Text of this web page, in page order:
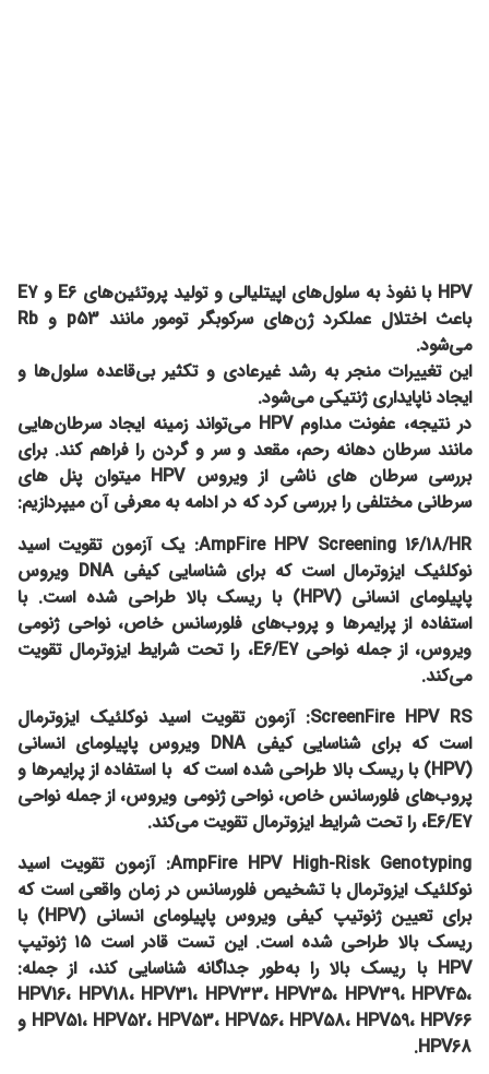
HPV با نفوذ به سلول‌های اپیتلیالی و تولید پروتئین‌های E6 و E7
باعث اختلال عملکرد ژن‌های سرکوبگر تومور مانند p53 و Rb
می‌شود.
این تغییرات منجر به رشد غیرعادی و تکثیر بی‌قاعده سلول‌ها و
ایجاد ناپایداری ژنتیکی می‌شود.
در نتیجه، عفونت مداوم HPV می‌تواند زمینه ایجاد سرطان‌هایی
مانند سرطان دهانه رحم، مقعد و سر و گردن را فراهم کند. برای
بررسی سرطان های ناشی از ویروس HPV میتوان پنل های
سرطانی مختلفی را بررسی کرد که در ادامه به معرفی آن میپردازیم:
AmpFire HPV Screening 16/18/HR: یک آزمون تقویت اسید
نوکلئیک ایزوترمال است که برای شناسایی کیفی DNA ویروس
پاپیلومای انسانی (HPV) با ریسک بالا طراحی شده است.
با
استفاده از پرایمرها و پروب‌های فلورسانس خاص، نواحی ژنومی
ویروس، از جمله نواحی E6/E7، را تحت شرایط ایزوترمال تقویت
می‌کند.
ScreenFire HPV RS: آزمون تقویت اسید نوکلئیک ایزوترمال
است که برای شناسایی کیفی DNA ویروس پاپیلومای انسانی
(HPV) با ریسک بالا طراحی شده است که
با استفاده از پرایمرها و
پروب‌های فلورسانس خاص، نواحی ژنومی ویروس، از جمله نواحی
E6/E7، را تحت شرایط ایزوترمال تقویت می‌کند.
AmpFire HPV High-Risk Genotyping: آزمون تقویت اسید
نوکلئیک ایزوترمال با تشخیص فلورسانس در زمان واقعی است که
برای تعیین ژنوتیپ کیفی ویروس پاپیلومای انسانی (HPV) با
ریسک بالا طراحی شده است. این تست قادر است ۱۵ ژنوتیپ
HPV با ریسک بالا را به‌طور جداگانه شناسایی کند، از جمله:
HPV16، HPV18، HPV31، HPV33، HPV35، HPV39، HPV45،
HPV51، HPV52، HPV53، HPV56، HPV58، HPV59، HPV66 و
HPV68.